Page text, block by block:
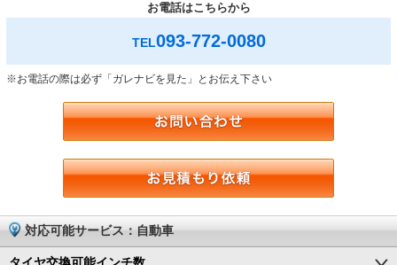
お電話はこちらから
TEL093-772-0080
※お電話の際は必ず「ガレナビを見た」とお伝え下さい
対応可能サービス：自動車